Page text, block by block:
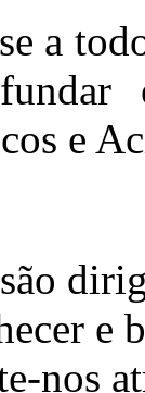
a
e
e
nos